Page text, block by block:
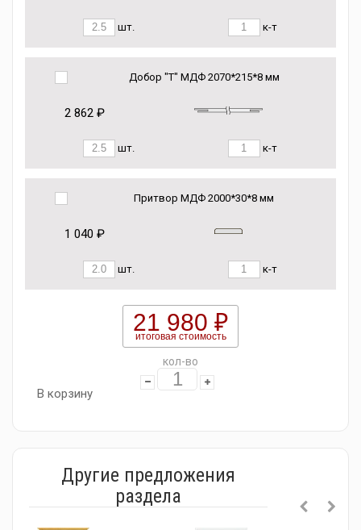
шт. к-т
Добор "Т" МДФ 2070*215*8 мм
2 862 ₽
шт. к-т
Притвор МДФ 2000*30*8 мм
1 040 ₽
шт. к-т
21 980 ₽
итоговая стоимость
кол-во
В корзину
Другие предложения
раздела